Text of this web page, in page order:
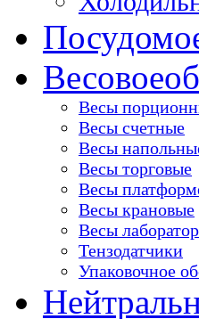
Весовое
Весы
Весы счетные
Весы
Весы торговые
Весы
Весы крановые
Весы
Тензодатчики
Упаковочное